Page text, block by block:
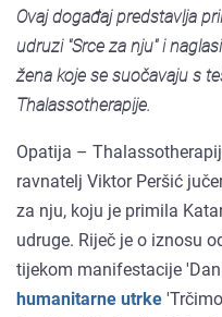
Ovaj događaj predstavlja
udruzi "Srce za nju" i
žena koje se suočavaju s
Thalassotherapije.
Opatija –
ravnatelj Viktor Peršić
za nju, koju je primila
udruge. Riječ je o iznosu
tijekom manifestacije
humanitarne utrke